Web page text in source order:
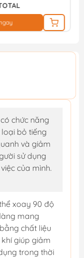
chức năng
bỏ tiếng
và giảm
sử dụng
của mình.
xoay 90 độ
mang
chất liệu
giúp giảm
trong thời